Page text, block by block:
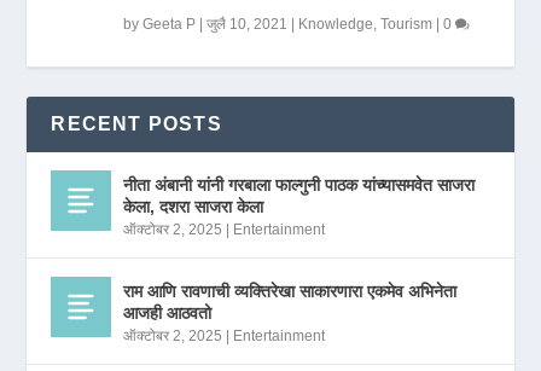
byGeeta P |जुलै 10, 2021 | Knowledge ,Tourism |0
RECENT POSTS
नीता अंबानी यांनी गरबाला फाल्गुनी पाठक यांच्यासमवेत साजरा
केला, दशरा साजरा केला
ऑक्टोबर 2, 2025 | Entertainment
राम आणि रावणाची व्यक्तिरेखा साकारणारा एकमेव अभिनेता
आजही आठवतो
ऑक्टोबर 2, 2025 | Entertainment